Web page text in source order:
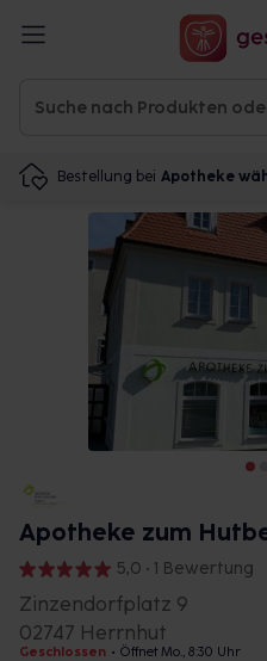
Bestellung bei Apotheke
Apotheke zum
5,0 • 1 Bewertung
Zinzendorfplatz 9
02747 Herrnhut
Geschlossen • Öffnet Mo., 8:30 Uhr